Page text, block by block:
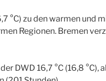
°C) zu den warmen und
Regionen. Bremen
DWD 16,7 °C (16,8 °C),